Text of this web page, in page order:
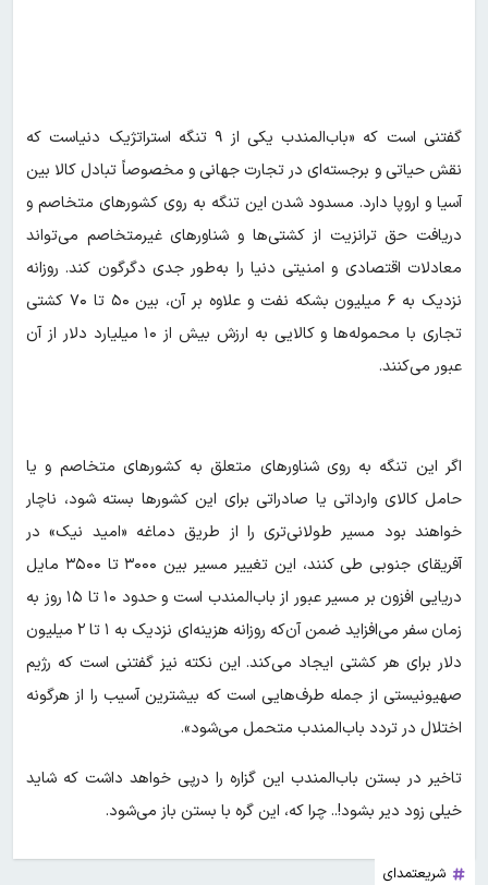
گفتنی است که «‌باب‌المندب یکی از ۹ تنگه استراتژیک دنیاست که
نقش حیاتی و برجسته‌ای در تجارت جهانی و مخصوصاً تبادل کالا بین
آسیا و اروپا دارد. مسدود شدن این تنگه به روی کشورهای متخاصم و
دریافت حق ترانزیت از کشتی‌ها و شناورهای غیرمتخاصم می‌تواند
معادلات اقتصادی و امنیتی دنیا را به‌طور جدی دگرگون کند. روزانه
نزدیک به ۶ میلیون بشکه نفت و علاوه‌ بر آن، بین ۵۰ تا ۷۰ کشتی
تجاری با محموله‌ها و کالایی به ارزش بیش از ۱۰ میلیارد دلار از آن
عبور می‌کنند.
اگر این تنگه به روی شناورهای متعلق به کشورهای متخاصم و یا
حامل کالای وارداتی یا صادراتی برای این کشورها بسته شود، ناچار
خواهند بود مسیر طولانی‌تری را از طریق دماغه «امید نیک» در
آفریقای جنوبی طی کنند، این تغییر مسیر بین ۳۰۰۰ تا ۳۵۰۰ مایل
دریایی افزون بر مسیر عبور از باب‌المندب است و حدود ۱۰ تا ۱۵ روز به
زمان سفر می‌افزاید ضمن آن‌که روزانه هزینه‌ای نزدیک به ۱ تا ۲ میلیون
دلار برای هر کشتی ایجاد می‌کند. این نکته نیز گفتنی است که رژیم
صهیونیستی از جمله طرف‌هایی است که بیشترین آسیب را از هرگونه
اختلال در تردد باب‌المندب متحمل می‌شود».
تاخیر در بستن باب‌المندب این گزاره را درپی خواهد داشت که شاید
خیلی زود دیر بشود!.. چرا که، این گره با بستن باز می‌شود.
شریعتمدای